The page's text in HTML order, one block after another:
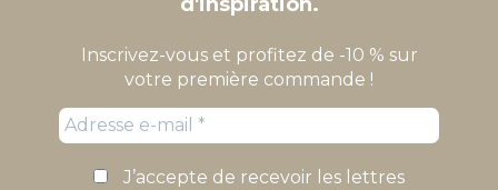
Inscrivez-vous et profitez de -10 % sur
votre première commande !
J’accepte de recevoir les lettres